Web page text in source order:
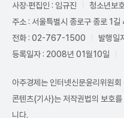
사장·편집인 : 임규진
청소년보
주소 : 서울특별시 종로구 종로 1
전화 : 02-767-1500
발행일
등록일자 : 2008년 01월10일
아주경제는 인터넷신문윤리위원
콘텐츠(기사)는 저작권법의 보호
니다.